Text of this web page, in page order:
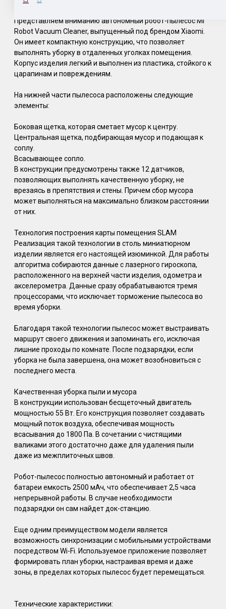
Представляем вниманию автономный робот-пылесос Mi
Robot Vacuum Cleaner, выпущенный под брендом Xiaomi.
Он имеет компактную конструкцию, что позволяет
выполнять уборку в отдаленных уголках помещения.
Корпус изделия легкий и выполнен из пластика, стойкого к
царапинам и повреждениям.
На нижней части пылесоса расположены следующие
элементы:
Боковая щетка, которая сметает мусор к центру.
Центральная щетка, подбирающая мусор и подающая к
соплу.
Всасывающее сопло.
В конструкции предусмотрены также 12 датчиков,
позволяющих выполнять качественную уборку, не
врезаясь в препятствия и стены. Причем сбор мусора
может выполняться на максимально близком расстоянии
от них.
Технология построения карты помещения SLAM
Реализация такой технологии в столь миниатюрном
изделии является его настоящей изюминкой. Для работы
алгоритма собираются данные с лазерного гироскопа,
расположенного на верхней части изделия, одометра и
акселерометра. Данные сразу обрабатываются тремя
процессорами, что исключает торможение пылесоса во
время уборки.
Благодаря такой технологии пылесос может выстраивать
маршрут своего движения и запоминать его, исключая
лишние проходы по комнате. После подзарядки, если
уборка не была завершена, она может возобновиться с
последнего места.
Качественная уборка пыли и мусора
В конструкции использован бесщеточный двигатель
мощностью 55 Вт. Его конструкция позволяет создавать
мощный поток воздуха, обеспечивая мощность
всасывания до 1800 Па. В сочетании с чистящими
валиками этого достаточно даже для удаления пыли
даже из межплиточных швов.
Робот-пылесос полностью автономный и работает от
батареи емкость 2500 мАч, что обеспечивает 2,5 часа
непрерывной работы. В случае необходимости
подзарядки он сам найдет док-станцию.
Еще одним преимуществом модели является
возможность синхронизации с мобильными устройствами
посредством Wi-Fi. Используемое приложение позволяет
формировать план уборки, настраивая время и даже
зоны, в пределах которых пылесос будет перемещаться.
Технические характеристики: